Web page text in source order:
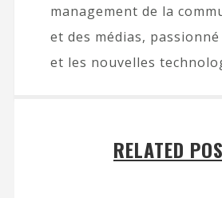
management de la
et des médias,
et les nouvelles
RELATED